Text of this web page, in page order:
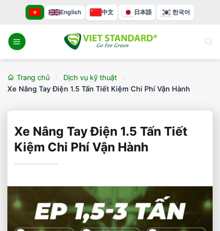
nội
dung
English 中文 日本語 한국어
Trang chủ
Dịch vụ kỹ thuật
Xe Nâng Tay Điện 1.5 Tấn Tiết Kiệm Chi Phí Vận Hành
Xe Nâng Tay Điện 1.5 Tấn Tiết
Kiệm Chi Phí Vận Hành